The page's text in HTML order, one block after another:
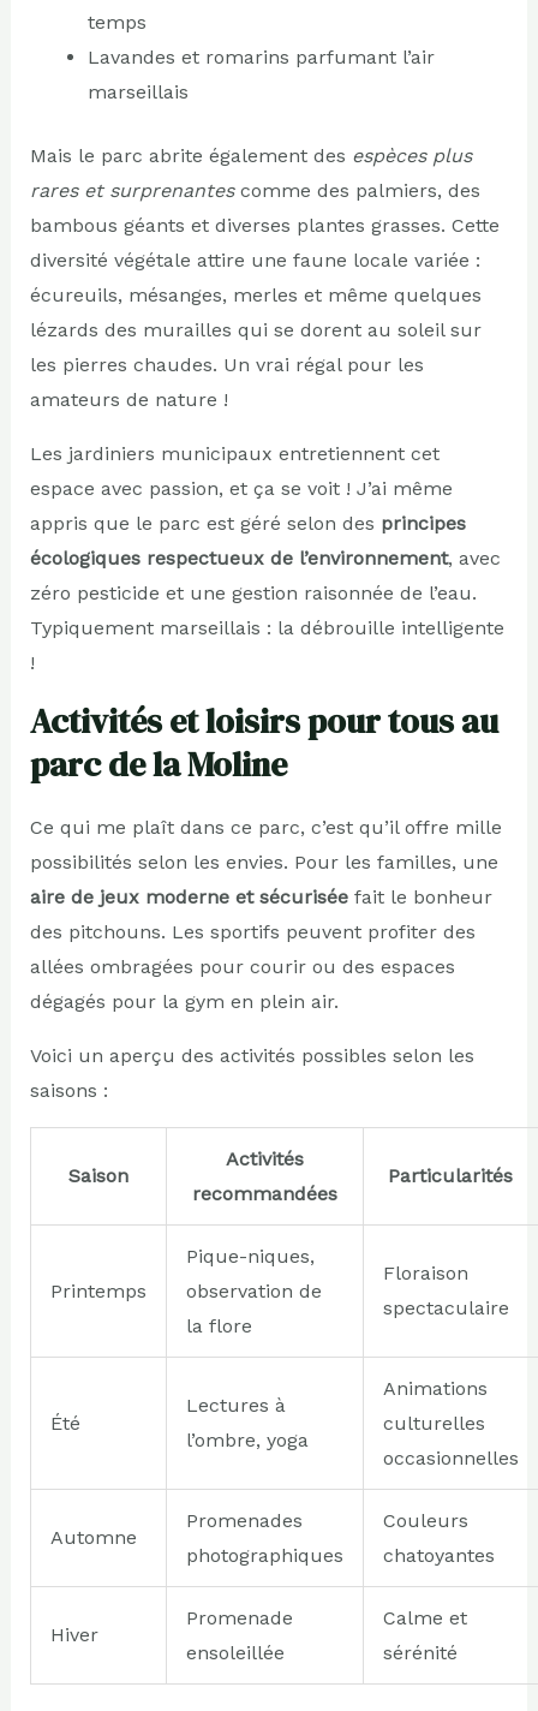
temps
Lavandes et romarins parfumant l’air
marseillais
Mais le parc abrite également des espèces plus
rares et surprenantescomme des palmiers, des
bambous géants et diverses plantes grasses. Cette
diversité végétale attire une faune locale variée :
écureuils, mésanges, merles et même quelques
lézards des murailles qui se dorent au soleil sur
les pierres chaudes. Un vrai régal pour les
amateurs de nature !
Les jardiniers municipaux entretiennent cet
espace avec passion, et ça se voit ! J’ai même
appris que le parc est géré selon des principes
écologiques respectueux de l’environnement, avec
zéro pesticide et une gestion raisonnée de l’eau.
Typiquement marseillais : la débrouille intelligente
!
Activités et loisirs pour tous au
parc de la Moline
Ce qui me plaît dans ce parc, c’est qu’il offre mille
possibilités selon les envies. Pour les familles, une
aire de jeux moderne et sécuriséefait le bonheur
des pitchouns. Les sportifs peuvent profiter des
allées ombragées pour courir ou des espaces
dégagés pour la gym en plein air.
Voici un aperçu des activités possibles selon les
saisons :
Saison
Activités
recommandées
Particularités
Printemps
Pique-niques,
observation de
la flore
Floraison
spectaculaire
Été
Lectures à
l’ombre, yoga
Animations
culturelles
occasionnelles
Automne
Promenades
photographiques
Couleurs
chatoyantes
Hiver
Promenade
ensoleillée
Calme et
sérénité